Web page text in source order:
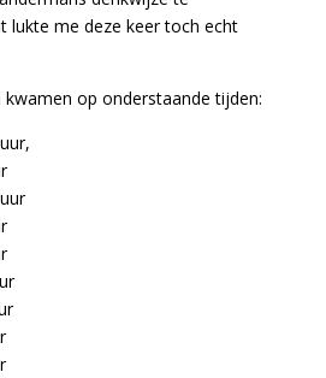
lukte me deze keer toch echt
op onderstaande tijden: